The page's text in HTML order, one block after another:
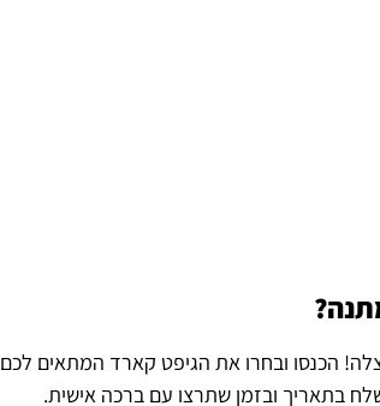
הכנסו ובחרו את הגיפט קארד המתאים לכם
בתאריך ובזמן שתרצו עם ברכה אישית.